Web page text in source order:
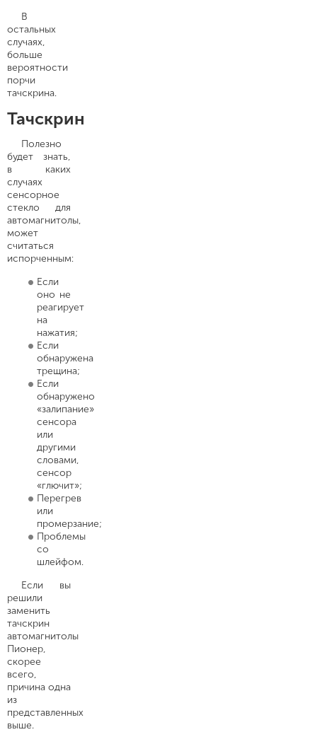
В
остальных
случаях,
больше
вероятности
порчи
тачскрина.
Тачскрин
Полезно
будет знать,
в каких
случаях
сенсорное
стекло для
автомагнитолы,
может
считаться
испорченным:
Если
оно не
реагирует
на
нажатия;
Если
обнаружена
трещина;
Если
обнаружено
«залипание»
сенсора
или
другими
словами,
сенсор
«глючит»;
Перегрев
или
промерзание;
Проблемы
со
шлейфом.
Если вы
решили
заменить
тачскрин
автомагнитолы
Пионер,
скорее
всего,
причина одна
из
представленных
выше.